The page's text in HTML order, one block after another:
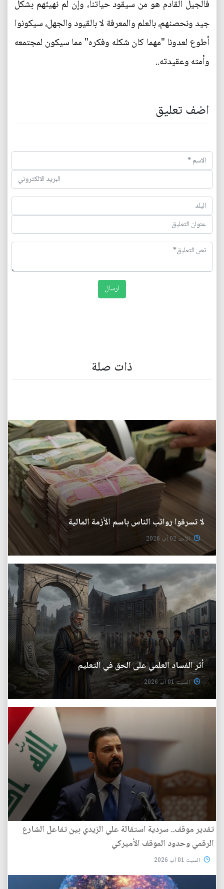
فالجيل القادم هو من سيقود حياتنا، وإن لم نهيئهم بشكل
جيد ونحصنهم، بالعلم والمعرفة لا بالقيود والجهل، سيكونوا
أطوع لعدونا "مهما كان شكله وفكره" مما سيكون لمجتمعه
وأمته وعقيدته..
اضف تعليق
ذات صلة
لا تسرقوا رواتب الناس باسم الأزمة المالية
الأحد 02 آب 2026
أثر الفساد العلمي على الحق في التعليم
السبت 01 آب 2026
تقدير موقف.. سردية استقالة علي الزيدي بين تفاعل الشارع
الرقمي وحدود الموقف الأميركي
السبت 01 آب 2026